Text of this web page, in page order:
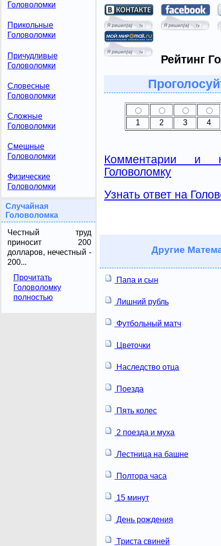
Головоломки
Прикольные
Головоломки
Причудливые
Головоломки
Словесные
Головоломки
Сложные
Головоломки
Смешные
Головоломки
Физические
Головоломки
Случайная
Головоломка
Честный труд
приносит 200
долларов, нечестный -
200...
Прочитать
Головоломку
полностью
Рейтинг
1 2 3 4
Комментарии и
Головоломку
Узнать ответ на
Другие
Папа и сын
Лишний рубль
Футбольный матч
Цветочки
Наследство отца
Поезда
Пять колес
2 поезда и муха
Лестница на башне
Полтора часа
15 минут
День рождения
Триста свиней